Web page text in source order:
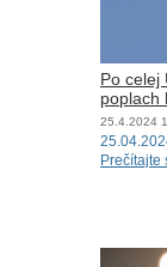
Po celej
poplach
25.4.2024
Prečítajte